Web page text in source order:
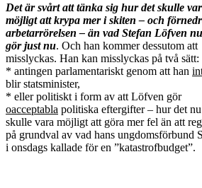
Det är svårt att tänka sig hur det skulle
möjligt att krypa mer i skiten – och
arbetarrörelsen – än vad Stefan Löfven nu
gör just nu. Och han kommer dessutom att
misslyckas. Han kan misslyckas på två sätt:
* antingen parlamentariskt genom att han
blir statsminister,
* eller politiskt i form av att Löfven gör
oacceptabla politiska eftergifter – hur det nu
skulle vara möjligt att göra mer fel än att
på grundval av vad hans ungdomsförbund
i onsdags kallade för en ”katastrofbudget”.